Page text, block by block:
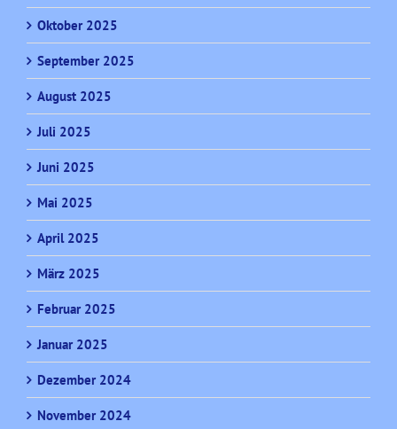
Oktober 2025
September 2025
August 2025
Juli 2025
Juni 2025
Mai 2025
April 2025
März 2025
Februar 2025
Januar 2025
Dezember 2024
November 2024